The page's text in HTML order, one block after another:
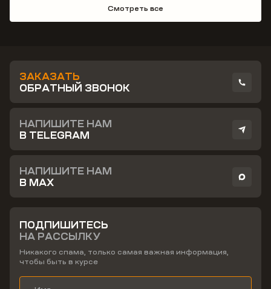
Смотреть все
ЗАКАЗАТЬ
ОБРАТНЫЙ ЗВОНОК
НАПИШИТЕ НАМ
В TELEGRAM
НАПИШИТЕ НАМ
В MAX
ПОДПИШИТЕСЬ
НА РАССЫЛКУ
Никакого спама, только самая важная информация,
чтобы быть в курсе